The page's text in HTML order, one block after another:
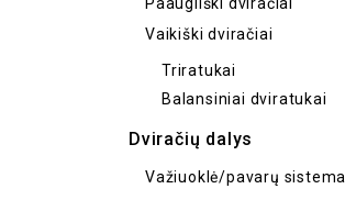
Vaikiški dviračiai
Triratukai
Balansiniai dviratukai
Dviračių dalys
Važiuoklė/pavarų sistema